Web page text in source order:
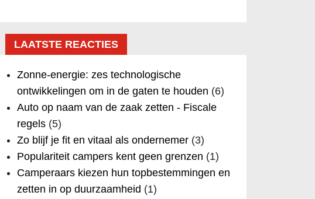
LAATSTE REACTIES
Zonne-energie: zes technologische
ontwikkelingen om in de gaten te houden (6)
Auto op naam van de zaak zetten - Fiscale
regels(5)
Zo blijf je fit en vitaal als ondernemer(3)
Populariteit campers kent geen grenzen (1)
Camperaars kiezen hun topbestemmingen en
zetten in op duurzaamheid (1)